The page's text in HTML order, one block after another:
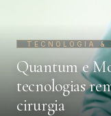
TECNOLOGIA &
Quantum e
tecnologias
cirurgia